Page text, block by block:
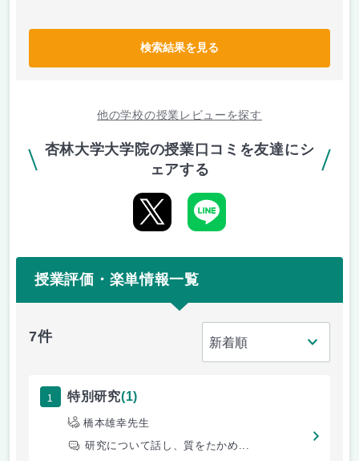
検索結果を見る
他の学校の授業レビューを探す
杏林大学大学院の授業口コミを友達にシ
ェアする
授業評価・楽単情報一覧
7件
1 特別研究(1)
橋本雄幸先生
研究について話し、質をたかめ...